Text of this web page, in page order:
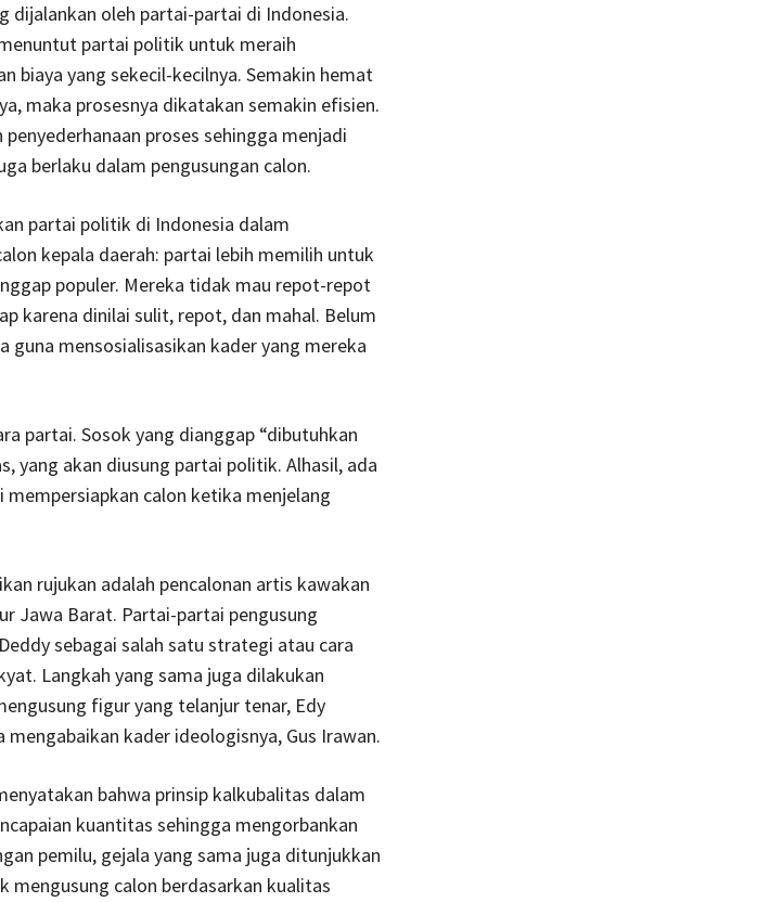
dijalankan oleh partai-partai di Indonesia.
partai politik untuk meraih
biaya yang sekecil-kecilnya. Semakin hemat
maka prosesnya dikatakan semakin efisien.
proses sehingga menjadi
berlaku dalam pengusungan calon.
partai politik di Indonesia dalam
kepala daerah: partai lebih memilih untuk
populer. Mereka tidak mau repot-repot
karena dinilai sulit, repot, dan mahal. Belum
guna mensosialisasikan kader yang mereka
partai. Sosok yang dianggap “dibutuhkan
yang akan diusung partai politik. Alhasil, ada
calon ketika menjelang
rujukan adalah pencalonan artis kawakan
Jawa Barat. Partai-partai pengusung
sebagai salah satu strategi atau cara
Langkah yang sama juga dilakukan
figur yang telanjur tenar, Edy
mengabaikan kader ideologisnya, Gus Irawan.
bahwa prinsip kalkubalitas dalam
kuantitas sehingga mengorbankan
pemilu, gejala yang sama juga ditunjukkan
calon berdasarkan kualitas